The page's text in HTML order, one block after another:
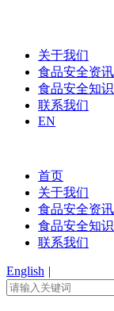
关于我们
食品安全资讯
食品安全知识
联系我们
EN
首页
关于我们
食品安全资讯
食品安全知识
联系我们
English |